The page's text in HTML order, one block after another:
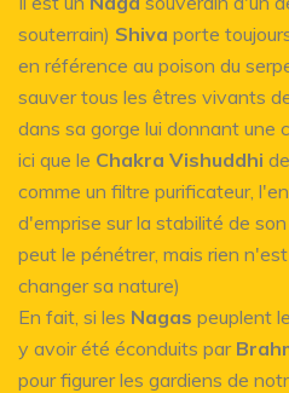
souterrain) Shiva porte
en référence au poison du
sauver tous les êtres vivants
dans sa gorge lui donnant une
ici que le Chakra Vishuddhi
comme un filtre purificateur,
d'emprise sur la stabilité de
peut le pénétrer, mais rien
changer sa nature)
En fait, si les Nagas peuplent
y avoir été éconduits par
pour figurer les gardiens de